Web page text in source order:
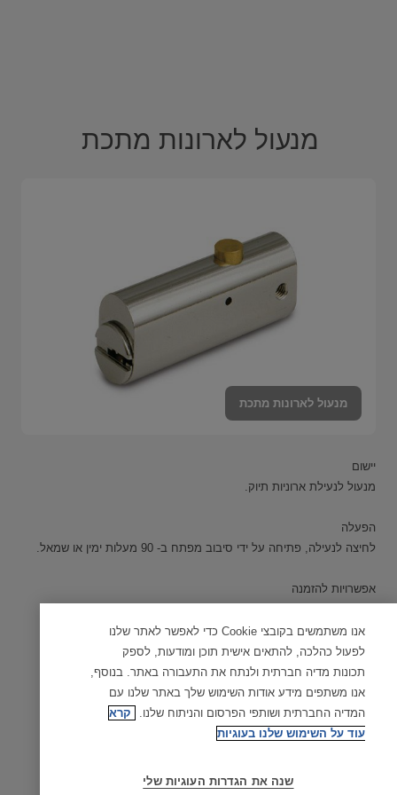
מנעול לארונות מתכת
יישום
מנעול לנעילת ארוניות תיוק.
הפעלה
לחיצה לנעילה, פתיחה על ידי סיבוב מפתח ב- 90 מעלות ימין או שמאל.
אפשרויות להזמנה
חומרים
גוף, תוף: פליז
פינים: סגסוגת ניקל סילבר ופלדת אל-חלד
מנגנון הצילינדר
מנעול לארונות מתכת
אנו משתמשים בקובצי Cookie כדי לאפשר לאתר שלנו
לפעול כהלכה, להתאים אישית תוכן ומודעות, לספק
תכונות מדיה חברתית ולנתח את התעבורה באתר. בנוסף,
אנו משתפים מידע אודות השימוש שלך באתר שלנו עם
המדיה החברתית ושותפי הפרסום והניתוח שלנו.
קרא
עוד על השימוש שלנו בעוגיות
שנה את הגדרות העוגיות שלי